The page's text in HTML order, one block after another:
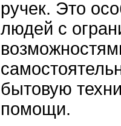
ручек. Это
людей с
бытовую
помощи.